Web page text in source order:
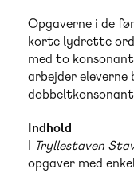
Opgaverne i de
korte lydrette
med to
arbejder eleverne
Indhold
I Tryllestaven
opgaver med